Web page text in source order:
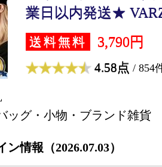
業日以内発送★
送料無料 3,790円
4.58点 / 854
ッグ・小物・ブランド雑貨
情報（2026.07.03）